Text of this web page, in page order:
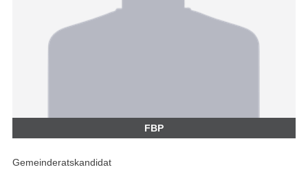
FBP
Gemeinderatskandidat